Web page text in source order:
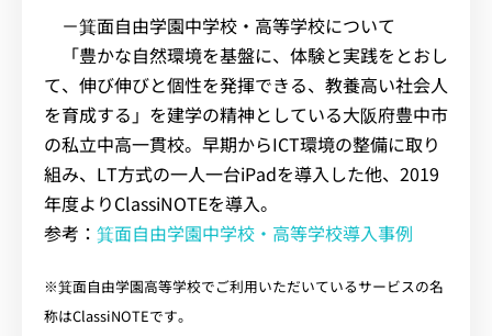
－箕面自由学園中学校・高等学校について
「豊かな自然環境を基盤に、体験と実践をとおし
て、伸び伸びと個性を発揮できる、教養高い社会人
を育成する」を建学の精神としている大阪府豊中市
の私立中高一貫校。早期からICT環境の整備に取り
組み、LT方式の一人一台iPadを導入した他、2019
年度よりClassiNOTEを導入。
参考： 箕面自由学園中学校・高等学校導入事例
※箕面自由学園高等学校でご利用いただいているサービスの名
称はClassiNOTEです。